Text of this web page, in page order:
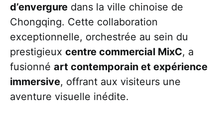
d’envergure dans la ville chinoise de
Chongqing. Cette collaboration
exceptionnelle, orchestrée au sein du
prestigieux centre commercial MixC, a
fusionné art contemporain et expérience
immersive, offrant aux visiteurs une
aventure visuelle inédite.